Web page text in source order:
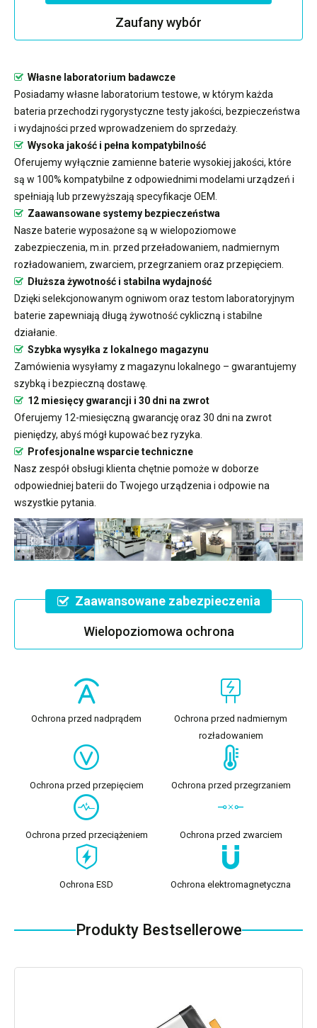
Zaufany wybór
Własne laboratorium badawcze
Posiadamy własne laboratorium testowe, w którym każda
bateria przechodzi rygorystyczne testy jakości, bezpieczeństwa
i wydajności przed wprowadzeniem do sprzedaży.
Wysoka jakość i pełna kompatybilność
Oferujemy wyłącznie zamienne baterie wysokiej jakości, które
są w 100% kompatybilne z odpowiednimi modelami urządzeń i
spełniają lub przewyższają specyfikacje OEM.
Zaawansowane systemy bezpieczeństwa
Nasze baterie wyposażone są w wielopoziomowe
zabezpieczenia, m.in. przed przeładowaniem, nadmiernym
rozładowaniem, zwarciem, przegrzaniem oraz przepięciem.
Dłuższa żywotność i stabilna wydajność
Dzięki selekcjonowanym ogniwom oraz testom laboratoryjnym
baterie zapewniają długą żywotność cykliczną i stabilne
działanie.
Szybka wysyłka z lokalnego magazynu
Zamówienia wysyłamy z magazynu lokalnego – gwarantujemy
szybką i bezpieczną dostawę.
12 miesięcy gwarancji i 30 dni na zwrot
Oferujemy 12-miesięczną gwarancję oraz 30 dni na zwrot
pieniędzy, abyś mógł kupować bez ryzyka.
Profesjonalne wsparcie techniczne
Nasz zespół obsługi klienta chętnie pomoże w doborze
odpowiedniej baterii do Twojego urządzenia i odpowie na
wszystkie pytania.
Zaawansowane zabezpieczenia
Wielopoziomowa ochrona
Ochrona przed nadprądem
Ochrona przed nadmiernym
rozładowaniem
Ochrona przed przepięciem Ochrona przed przegrzaniem
Ochrona przed przeciążeniem Ochrona przed zwarciem
Ochrona ESD Ochrona elektromagnetyczna
Produkty Bestsellerowe